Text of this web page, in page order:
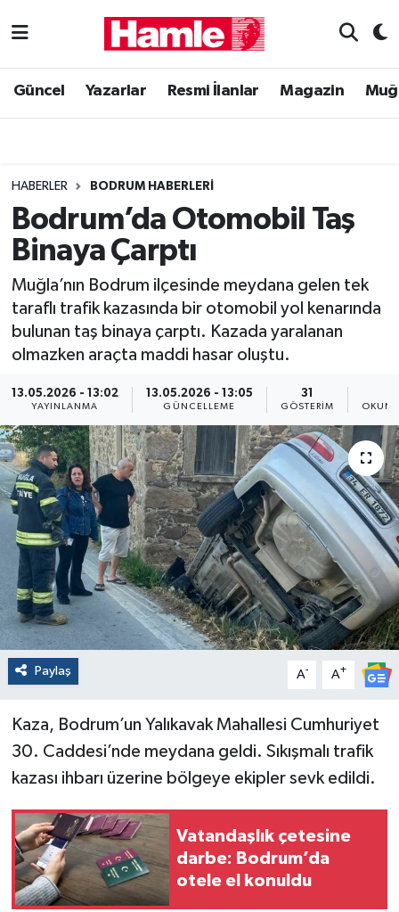
Güncel Yazarlar Resmi İlanlar Magazin
HABERLER BODRUM HABERLERI
Bodrum’da Otomobil Taş
Binaya Çarptı
Muğla’nın Bodrum ilçesinde meydana gelen tek
taraflı trafik kazasında bir otomobil yol kenarında
bulunan taş binaya çarptı. Kazada yaralanan
olmazken araçta maddi hasar oluştu.
13.05.2026 - 13:02
YAYINLANMA
13.05.2026 - 13:05
GÜNCELLEME
31
GÖSTERIM
Paylaş A- A+
Kaza, Bodrum’un Yalıkavak Mahallesi Cumhuriyet
30. Caddesi’nde meydana geldi. Sıkışmalı trafik
kazası ihbarı üzerine bölgeye ekipler sevk edildi.
Vatandaşlık çetesine
darbe: Bodrum’da
otele el konuldu
Güncel
Magazin
Muğla Haber
Siyaset
Muğla Nöbetçi Eczaneler
Muğla Trafik Yoğunluk Haritası
Süper Lig Puan Durumu ve Fikstür
Tüm Manşetler
Son Dakika Haberleri
Haber Arşivi